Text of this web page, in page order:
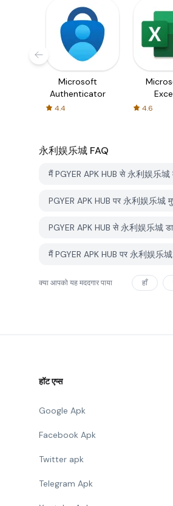
Microsoft
Authenticator
4.4 4.6
永利娱乐城 FAQ
मैं PGYER APK HUB से 永利娱乐
PGYER APK HUB पर 永利娱乐城
PGYER APK HUB से 永利娱乐城
मैं PGYER APK HUB पर 永利娱乐
क्या आपको यह मददगार पाया हाँ
हॉट एप्स
Google Apk
Facebook Apk
Twitter apk
Telegram Apk